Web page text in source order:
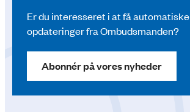
Er du interesseret i at få automatiske
opdateringer fra Ombudsmanden?
Abonnér på vores nyheder